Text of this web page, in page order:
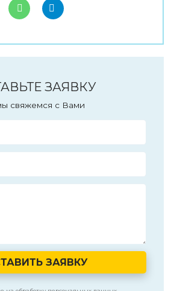
ЗАЯВКУ
свяжемся с Вами
ЗАЯВКУ